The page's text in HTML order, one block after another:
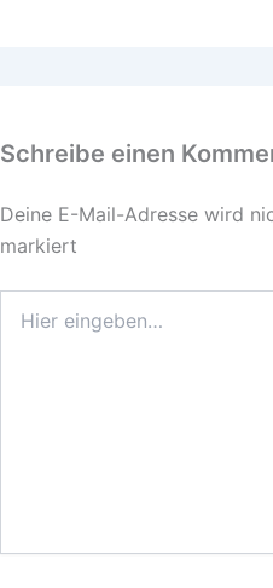
Schreibe einen
Deine E-Mail-Adresse wird
markiert
eingeben…